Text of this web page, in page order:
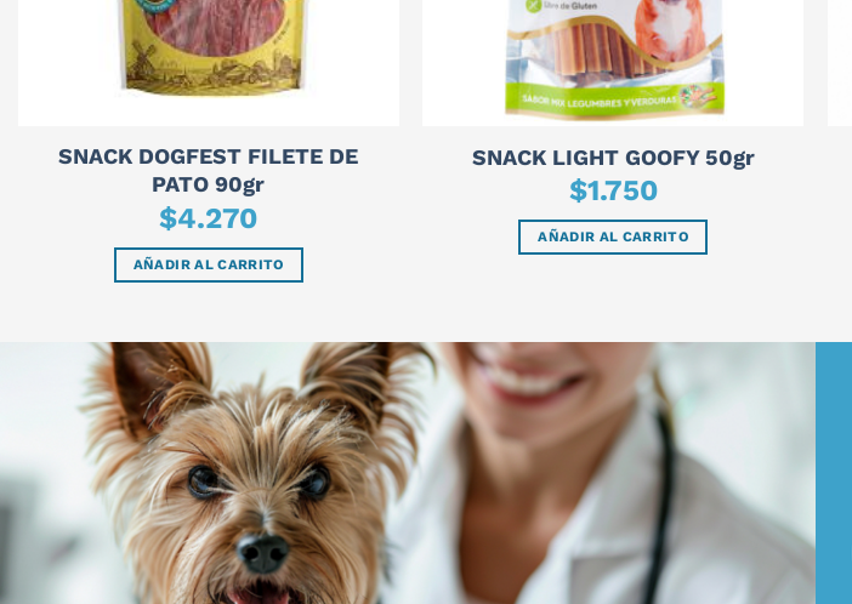
SNACK DOGFEST FILETE DE
PATO 90gr
$4.270
AÑADIR AL CARRITO
SNACK LIGHT GOOFY 50gr
$1.750
AÑADIR AL CARRITO